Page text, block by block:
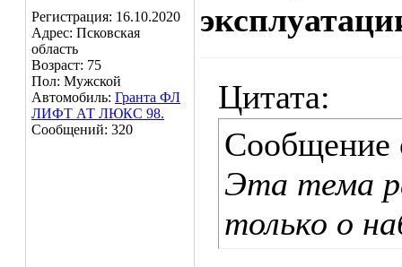
Регистрация: 16.10.2020
Адрес: Псковская
область
Возраст: 75
Пол: Мужской
Автомобиль: Гранта ФЛ
ЛИФТ АТ ЛЮКС 98.
Сообщений: 320
Цитата:
Сообщение
Эта тема
только о